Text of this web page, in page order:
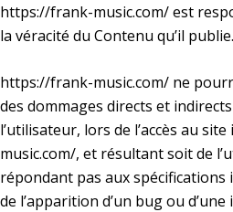
https://frank-music.com/est
la véracité du Contenu qu’il publie.
https://frank-music.com/ ne
des dommages directs et
l’utilisateur, lors de l’accès au
music.com/, et résultant soit de
répondant pas aux
de l’apparition d’un bug ou